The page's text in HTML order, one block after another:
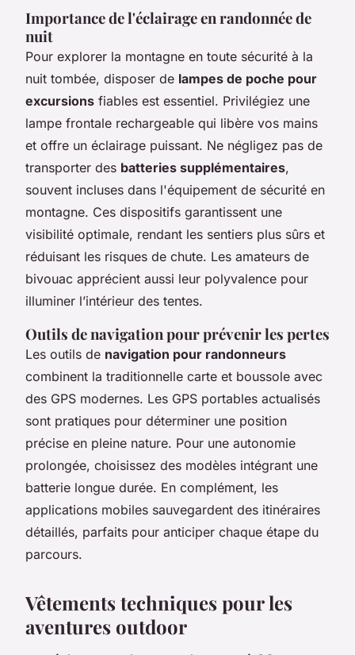
Importance de l'éclairage en randonnée de
nuit
Pour explorer la montagne en toute sécurité à la
nuit tombée, disposer de lampes de poche pour
excursions fiables est essentiel. Privilégiez une
lampe frontale rechargeable qui libère vos mains
et offre un éclairage puissant. Ne négligez pas de
transporter des batteries supplémentaires,
souvent incluses dans l'équipement de sécurité en
montagne. Ces dispositifs garantissent une
visibilité optimale, rendant les sentiers plus sûrs et
réduisant les risques de chute. Les amateurs de
bivouac apprécient aussi leur polyvalence pour
illuminer l’intérieur des tentes.
Outils de navigation pour prévenir les pertes
Les outils de navigation pour randonneurs
combinent la traditionnelle carte et boussole avec
des GPS modernes. Les GPS portables actualisés
sont pratiques pour déterminer une position
précise en pleine nature. Pour une autonomie
prolongée, choisissez des modèles intégrant une
batterie longue durée. En complément, les
applications mobiles sauvegardent des itinéraires
détaillés, parfaits pour anticiper chaque étape du
parcours.
Vêtements techniques pour les
aventures outdoor